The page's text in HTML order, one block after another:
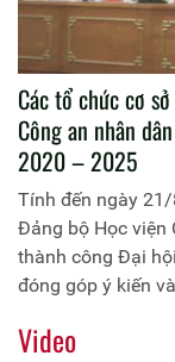
Các tổ chức cơ
Công an nhân
2020 – 2025
Tính đến ngày
Đảng bộ Học viện
thành công Đại
đóng góp ý kiến
nhân dân tại Đại
Video